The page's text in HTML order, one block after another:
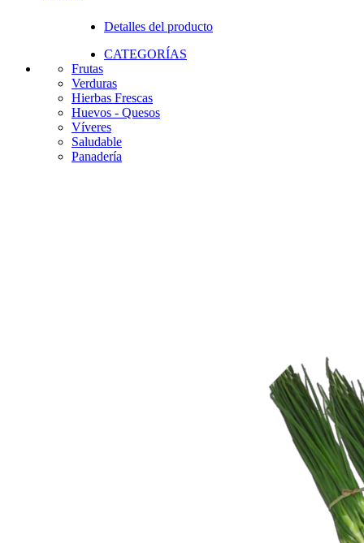
Detalles del producto
CATEGORÍAS
Frutas
Verduras
Hierbas Frescas
Huevos - Quesos
Víveres
Saludable
Panadería